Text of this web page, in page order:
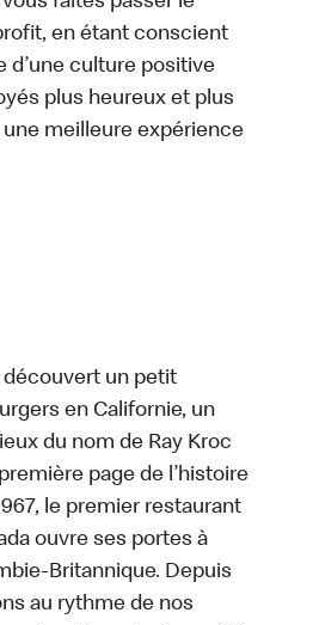
en étant conscient
d’une culture positive
plus heureux et plus
meilleure expérience
découvert un petit
en Californie, un
du nom de Ray Kroc
page de l’histoire
le premier restaurant
ouvre ses portes à
Britannique. Depuis
au rythme de nos